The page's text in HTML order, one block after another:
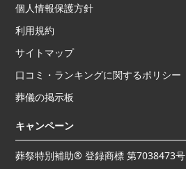
個人情報保護方針
利用規約
サイトマップ
口コミ・ランキングに関するポリシー
葬儀の掲示板
キャンペーン
葬祭特別補助® 登録商標 第7038473号